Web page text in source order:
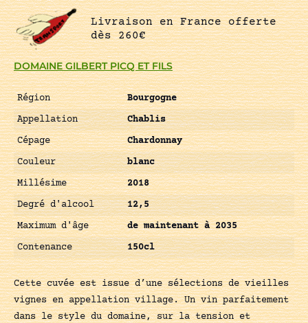
DOMAINE GILBERT PICQ ET FILS
Région
Bourgogne
Appellation
Chablis
Cépage
Chardonnay
Couleur
blanc
Millésime
2018
Degré d'alcool
12,5
Maximum d'âge
de maintenant à 2035
Contenance
150cl
Cette cuvée est issue d’une sélections de vieilles
vignes en appellation village. Un vin parfaitement
dans le style du domaine, sur la tension et
Livraison en France offerte
dès 260€